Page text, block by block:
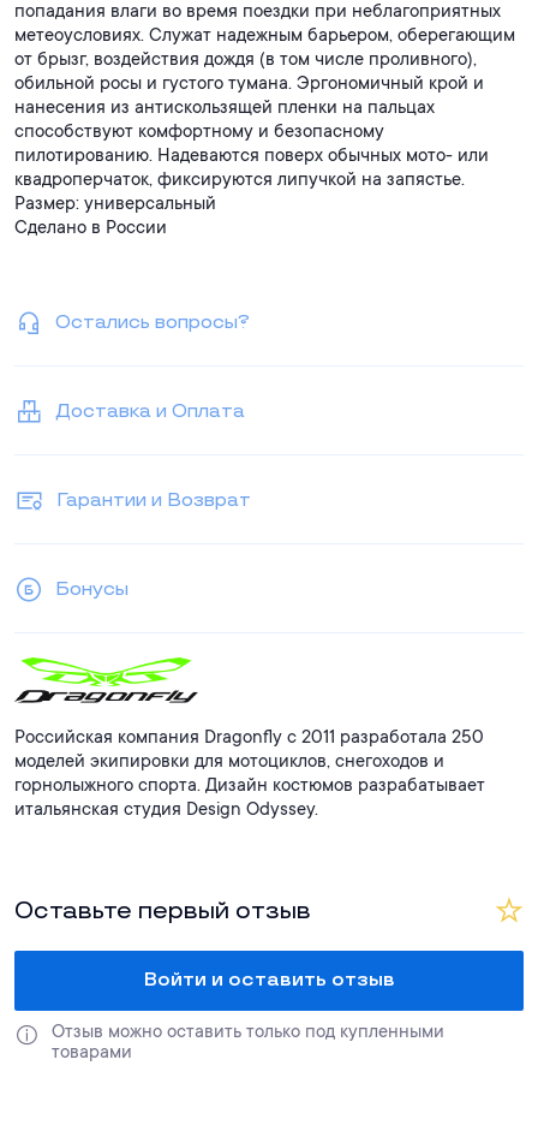
попадания влаги во время поездки при неблагоприятных
метеоусловиях. Служат надежным барьером, оберегающим
от брызг, воздействия дождя (в том числе проливного),
обильной росы и густого тумана. Эргономичный крой и
нанесения из антискользящей пленки на пальцах
способствуют комфортному и безопасному
пилотированию. Надеваются поверх обычных мото- или
квадроперчаток, фиксируются липучкой на запястье.
Размер: универсальный
Сделано в России
Остались вопросы?
Доставка и Оплата
Гарантии и Возврат
Бонусы
Российская компания Dragonfly с 2011 разработала 250
моделей экипировки для мотоциклов, снегоходов и
горнолыжного спорта. Дизайн костюмов разрабатывает
итальянская студия Design Odyssey.
Оставьте первый отзыв
Войти и оставить отзыв
Отзыв можно оставить только под купленными
товарами